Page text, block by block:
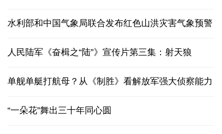
水利部和中国气象局联合发布红色山洪灾害气象预警
人民陆军《奋楫之“陆”》宣传片第三集：射天狼
单舰单艇打航母？从《制胜》看解放军强大侦察能力
“一朵花”舞出三十年同心圆